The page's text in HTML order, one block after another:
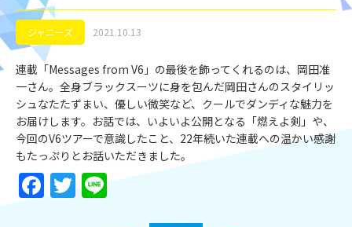
ジャニーズ 2021.10.13
連載「Messages from V6」の最後を飾ってくれるのは、岡田准
一さん。全身ブラックスーツに身を包んだ岡田さんのスタイリッ
シュなたたずまい、優しい微笑など、クールでダンディな魅力を
お届けします。お話では、いよいよ公開となる「燃えよ剣」や、
今回のV6ツアーで意識したこと、22年続いた連載への温かい感謝
もたっぷりとお話いただきました。
Facebook
Twitter